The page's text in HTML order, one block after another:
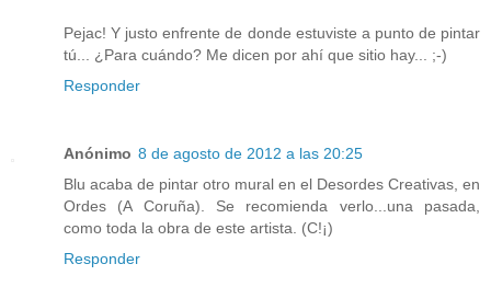
Pejac! Y justo enfrente de donde estuviste a punto de pintar
tú... ¿Para cuándo? Me dicen por ahí que sitio hay... ;-)
Responder
Anónimo 8 de agosto de 2012 a las 20:25
Blu acaba de pintar otro mural en el Desordes Creativas, en
Ordes (A Coruña). Se recomienda verlo...una pasada,
como toda la obra de este artista. (C!¡)
Responder